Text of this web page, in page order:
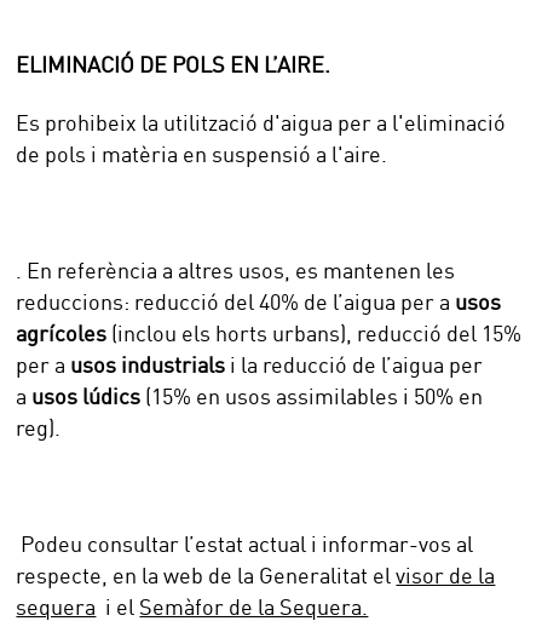
ELIMINACIÓ DE POLS EN L’AIRE.
Es prohibeix la utilització d'aigua per a l'eliminació
de pols i matèria en suspensió a l'aire.
. En referència a altres usos, es mantenen les
reduccions: reducció del 40% de l’aigua per a usos
agrícoles (inclou els horts urbans), reducció del 15%
per a usos industrials i la reducció de l’aigua per
a usos lúdics (15% en usos assimilables i 50% en
reg).
Podeu consultar l’estat actual i informar-vos al
respecte, en la web de la Generalitat elvisor de la
sequera i el Semàfor de la Sequera.